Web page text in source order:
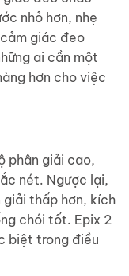
nhỏ hơn, nhẹ
giác đeo
ai cần một
hơn cho việc
phân giải cao,
nét. Ngược lại,
giải thấp hơn, kích
chói tốt. Epix 2
biệt trong điều